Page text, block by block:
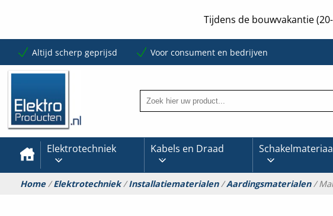
Tijdens de bouwvakantie
Altijd scherp geprijsd Voor consument en bedrijven
Elektrotechniek Kabels en Draad
Home/Elektrotechniek/Installatiematerialen/Aardingsmaterialen/